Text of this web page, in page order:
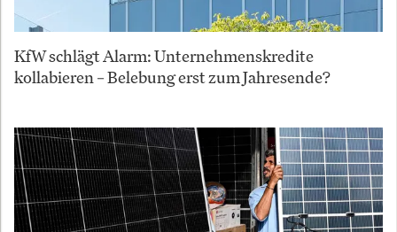
KfW schlägt Alarm: Unternehmenskredite
kollabieren – Belebung erst zum Jahresende?